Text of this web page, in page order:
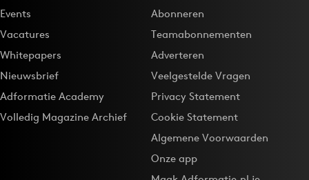
Events
Vacatures
Whitepapers
Nieuwsbrief
Adformatie Academy
Volledig Magazine Archief
Abonneren
Teamabonnementen
Adverteren
Veelgestelde Vragen
Privacy Statement
Cookie Statement
Algemene Voorwaarden
Onze app